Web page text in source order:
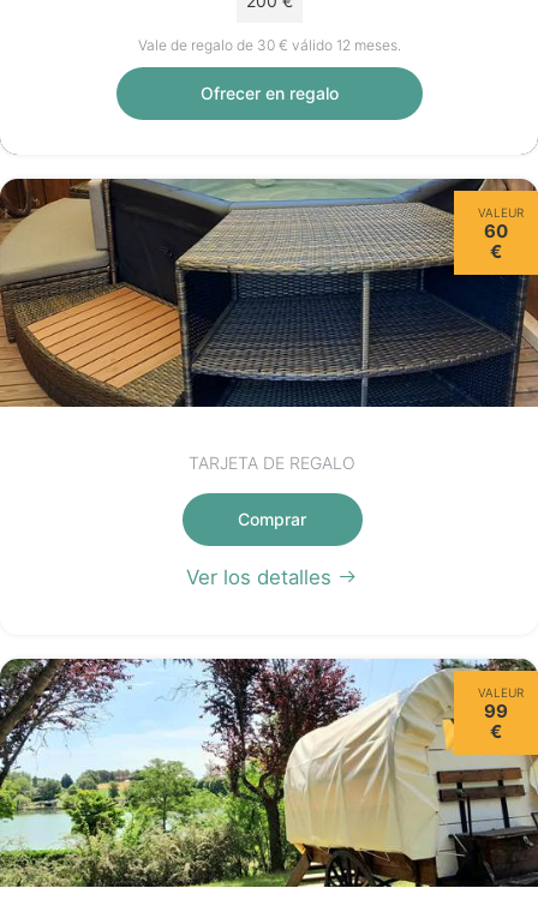
Vale de regalo de 30 € válido 12 meses.
Ofrecer en regalo
VALEUR
60
€
TARJETA DE REGALO
Comprar
Ver los detalles
VALEUR
99
€